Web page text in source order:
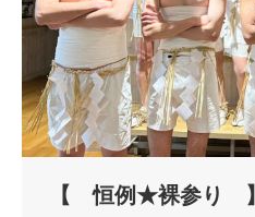
【 恒例★裸参り 】